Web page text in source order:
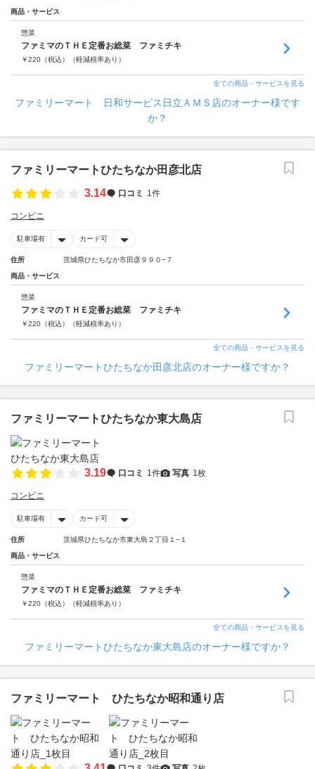
商品・サービス
惣菜
ファミマのＴＨＥ定番お総菜 ファミチキ
￥220 （税込） （軽減税率あり）
全ての商品・サービスを見る
ファミリーマート 日和サービス日立ＡＭＳ店のオーナー様です
か？
ファミリーマートひたちなか田彦北店
3.14
口コミ 1件
コンビニ
駐車場有 カード可
住所 茨城県ひたちなか市田彦９９０−７
商品・サービス
惣菜
ファミマのＴＨＥ定番お総菜 ファミチキ
￥220 （税込） （軽減税率あり）
全ての商品・サービスを見る
ファミリーマートひたちなか田彦北店のオーナー様ですか？
ファミリーマートひたちなか東大島店
3.19 口コミ 1件 写真 1枚
コンビニ
駐車場有 カード可
住所 茨城県ひたちなか市東大島２丁目１−１
商品・サービス
惣菜
ファミマのＴＨＥ定番お総菜 ファミチキ
￥220 （税込） （軽減税率あり）
全ての商品・サービスを見る
ファミリーマートひたちなか東大島店のオーナー様ですか？
ファミリーマート ひたちなか昭和通り店